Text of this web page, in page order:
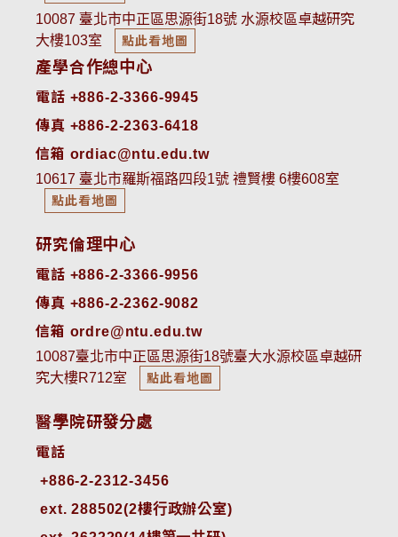
10087 臺北市中正區思源街18號 水源校區卓越研究
大樓103室
點此看地圖
產學合作總中心
電話 +886-2-3366-9945
傳真 +886-2-2363-6418
信箱 ordiac@ntu.edu.tw
10617 臺北市羅斯福路四段1號 禮賢樓 6樓608室
點此看地圖
研究倫理中心
電話 +886-2-3366-9956
傳真 +886-2-2362-9082
信箱 ordre@ntu.edu.tw
10087臺北市中正區思源街18號臺大水源校區卓越研
究大樓R712室
點此看地圖
醫學院研發分處
電話
ext. 288502(2樓行政辦公室)